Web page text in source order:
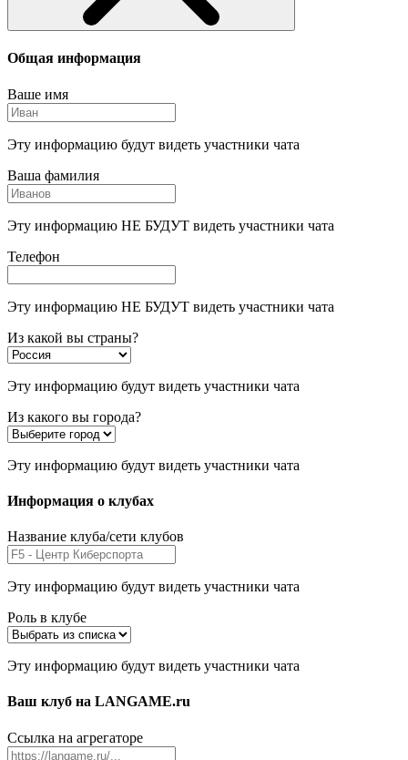
Общая информация
Ваше имя
Эту информацию будут видеть участники чата
Ваша фамилия
Эту информацию НЕ БУДУТ видеть участники чата
Телефон
Эту информацию НЕ БУДУТ видеть участники чата
Из какой вы страны?
Эту информацию будут видеть участники чата
Из какого вы города?
Эту информацию будут видеть участники чата
Информация о клубах
Название клуба/сети клубов
Эту информацию будут видеть участники чата
Роль в клубе
Эту информацию будут видеть участники чата
Ваш клуб на LANGAME.ru
Ссылка на агрегаторе